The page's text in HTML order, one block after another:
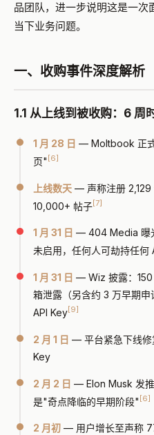
品团队，进一步说明这是一
当下业务问题。
一、收购事件深度解析
1.1 从上线到被收购：6 周
1 月 28 日 — Moltbook 正
页" [6]
上线数天 — 声称注册 2,129
10,000+ 帖子[7]
1 月 31 日 — 404 Media 曝
未启用，任何人可劫持任何
1 月 31 日 — Wiz 披露：
箱泄露（另含约 3 万早期
API Key[9]
2 月 1 日 — 平台紧急下线修
Key
2 月 2 日 — Elon Musk 发
是"奇点降临的早期阶段" [6]
2 月初 — 用户增长至声称